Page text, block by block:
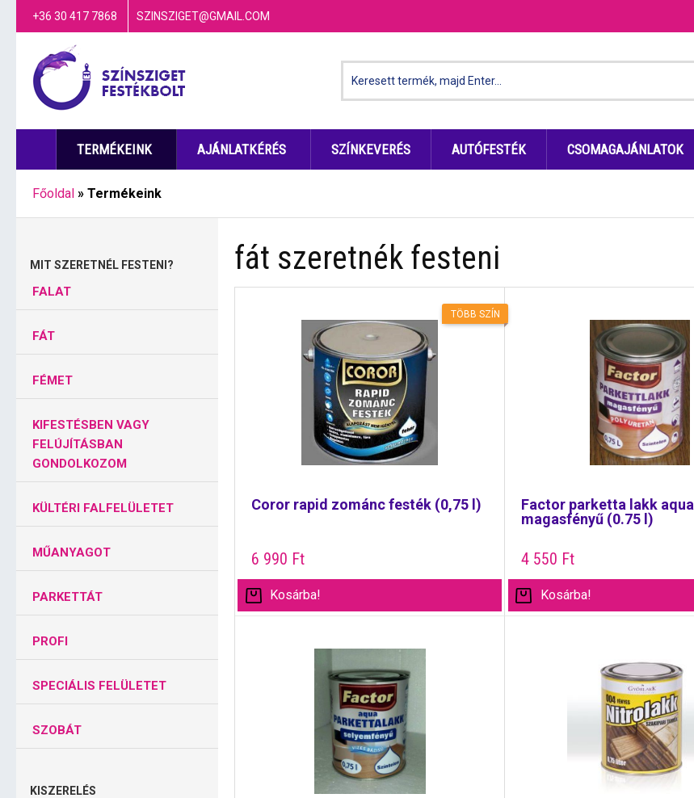
+36 30 417 7868 SZINSZIGET@GMAIL.COM
TERMÉKEINK AJÁNLATKÉRÉS SZÍNKEVERÉS AUTÓFESTÉK CSOMAGAJÁNLATOK
Főoldal » Termékeink
MIT SZERETNÉL FESTENI?
FALAT
FÁT
FÉMET
KIFESTÉSBEN VAGY
FELÚJÍTÁSBAN
GONDOLKOZOM
KÜLTÉRI FALFELÜLETET
MŰANYAGOT
PARKETTÁT
PROFI
SPECIÁLIS FELÜLETET
SZOBÁT
KISZERELÉS
fát szeretnék festeni
TÖBB SZÍN
Coror rapid zománc festék (0,75 l)
6 990 Ft
Kosárba!
Factor parketta lakk aqua
magasfényű (0.75 l)
4 550 Ft
Kosárba!